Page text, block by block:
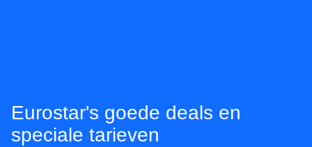
Eurostar's goede deals en
speciale tarieven